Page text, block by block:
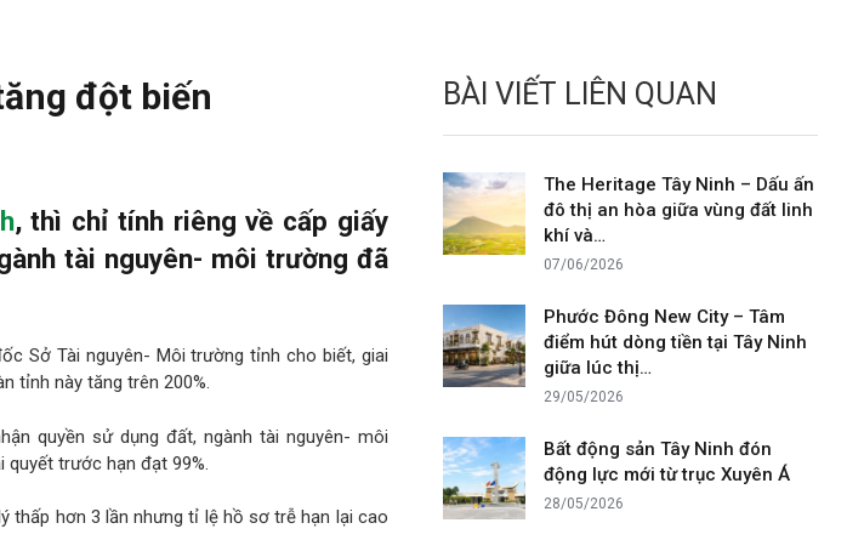
đột biến
, thì chỉ tính riêng về cấp giấy
tài nguyên- môi trường đã
Sở Tài nguyên- Môi trường tỉnh cho biết, giai
tỉnh này tăng trên 200%.
quyền sử dụng đất, ngành tài nguyên- môi
trước hạn đạt 99%.
thấp hơn 3 lần nhưng tỉ lệ hồ sơ trễ hạn lại cao
BÀI VIẾT LIÊN QUAN
The Heritage Tây Ninh – Dấu ấn
đô thị an hòa giữa vùng đất linh
khí và…
07/06/2026
Phước Đông New City – Tâm
điểm hút dòng tiền tại Tây Ninh
giữa lúc thị…
29/05/2026
Bất động sản Tây Ninh đón
động lực mới từ trục Xuyên Á
28/05/2026